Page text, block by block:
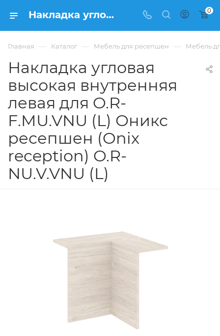
Накладка угловая высокая внутренняя левая для O.R-F.MU.VNU (L) Оникс ресепшен (Onix reception) O.R-NU.V.VNU (L) из ЛДСП купить в Москве, цена 6 132 ₽. - интернет-магазин ФРАНКОМ 0
Главная — Каталог — Мебель для ресепшен — Мебель
Накладка угловая
высокая внутренняя
левая для O.R-
F.MU.VNU (L) Оникс
ресепшен (Onix
reception) O.R-
NU.V.VNU (L)